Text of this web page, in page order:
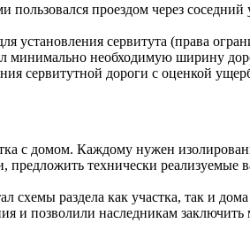
проездом через
установления сервитута (права
необходимую ширину
сервитутной дороги с оценкой
с домом. Каждому нужен
предложить технически
раздела как участка, так и
и позволили наследникам